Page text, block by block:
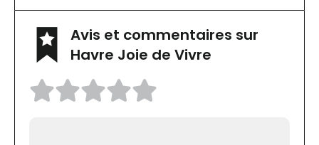
Avis et commentaires sur
Havre Joie de Vivre